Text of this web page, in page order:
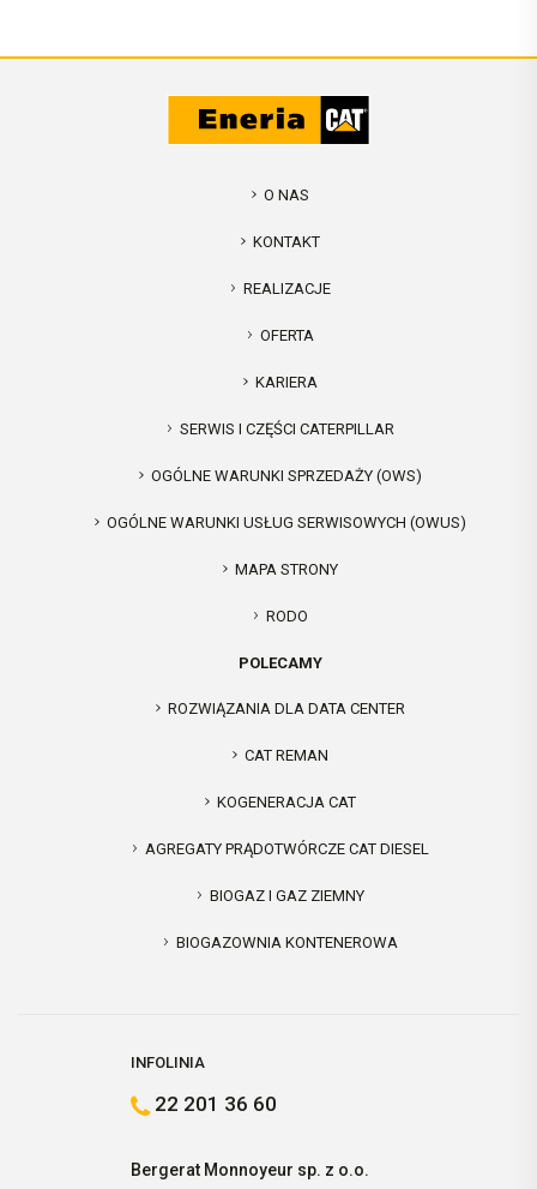
O NAS
KONTAKT
REALIZACJE
OFERTA
KARIERA
SERWIS I CZĘŚCI CATERPILLAR
OGÓLNE WARUNKI SPRZEDAŻY (OWS)
OGÓLNE WARUNKI USŁUG SERWISOWYCH (OWUS)
MAPA STRONY
RODO
POLECAMY
ROZWIĄZANIA DLA DATA CENTER
CAT REMAN
KOGENERACJA CAT
AGREGATY PRĄDOTWÓRCZE CAT DIESEL
BIOGAZ I GAZ ZIEMNY
BIOGAZOWNIA KONTENEROWA
INFOLINIA
22 201 36 60
Bergerat Monnoyeur sp. z o.o.